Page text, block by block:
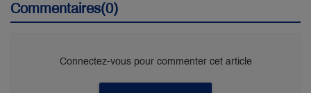
Commentaires(0)
Connectez-vous pour commenter cet article